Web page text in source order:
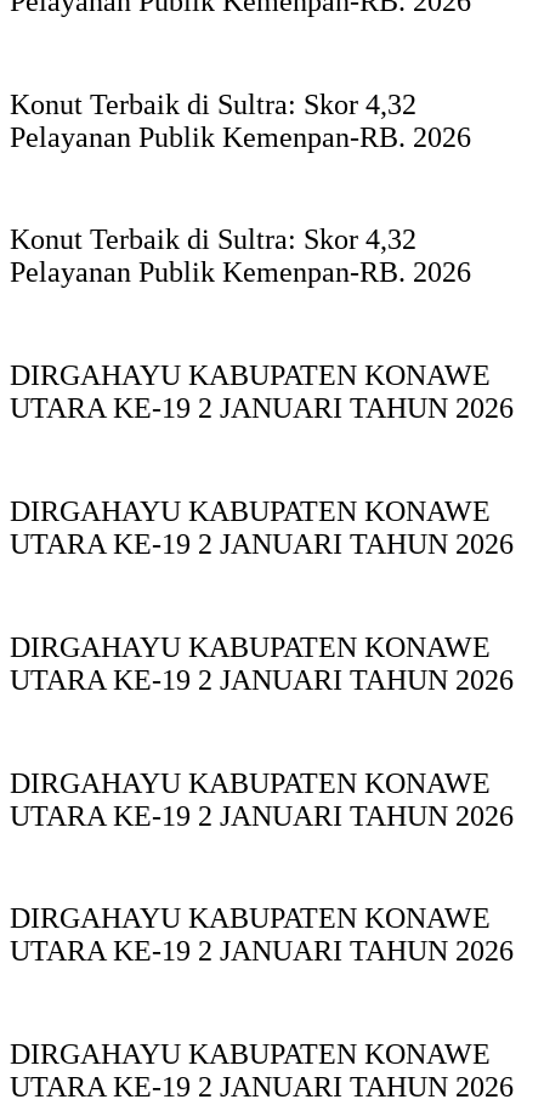
Konut Terbaik di Sultra: Skor 4,32
Pelayanan Publik Kemenpan-RB. 2026
Konut Terbaik di Sultra: Skor 4,32
Pelayanan Publik Kemenpan-RB. 2026
DIRGAHAYU KABUPATEN KONAWE
UTARA KE-19 2 JANUARI TAHUN 2026
DIRGAHAYU KABUPATEN KONAWE
UTARA KE-19 2 JANUARI TAHUN 2026
DIRGAHAYU KABUPATEN KONAWE
UTARA KE-19 2 JANUARI TAHUN 2026
DIRGAHAYU KABUPATEN KONAWE
UTARA KE-19 2 JANUARI TAHUN 2026
DIRGAHAYU KABUPATEN KONAWE
UTARA KE-19 2 JANUARI TAHUN 2026
DIRGAHAYU KABUPATEN KONAWE
UTARA KE-19 2 JANUARI TAHUN 2026